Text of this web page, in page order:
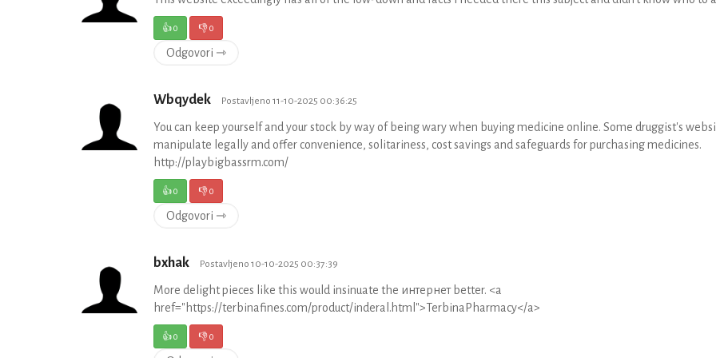
👍0 👎0
Odgovori ⇾
Wbqydek Postavljeno 11-10-2025 00:36:25
You can keep yourself and your stock by way of being wary when buying medicine online. Some druggist's
manipulate legally and offer convenience, solitariness, cost savings and safeguards for purchasing medicines.
http://playbigbassrm.com/
👍0 👎0
Odgovori ⇾
bxhak Postavljeno 10-10-2025 00:37:39
More delight pieces like this would insinuate the интернет better. <a
href="https://terbinafines.com/product/inderal.html">TerbinaPharmacy</a>
👍0 👎0